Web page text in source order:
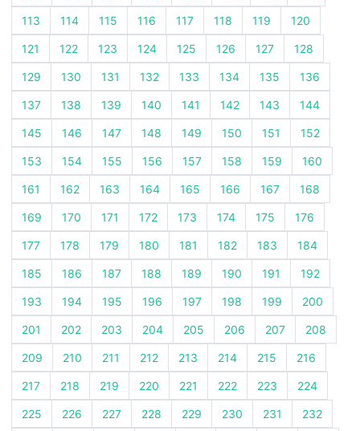
113 114 115 116 117 118 119 120
121 122 123 124 125 126 127 128
129 130 131 132 133 134 135 136
137 138 139 140 141 142 143 144
145 146 147 148 149 150 151 152
153 154 155 156 157 158 159 160
161 162 163 164 165 166 167 168
169 170 171 172 173 174 175 176
177 178 179 180 181 182 183 184
185 186 187 188 189 190 191 192
193 194 195 196 197 198 199 200
201 202 203 204 205 206 207 208
209 210 211 212 213 214 215 216
217 218 219 220 221 222 223 224
225 226 227 228 229 230 231 232